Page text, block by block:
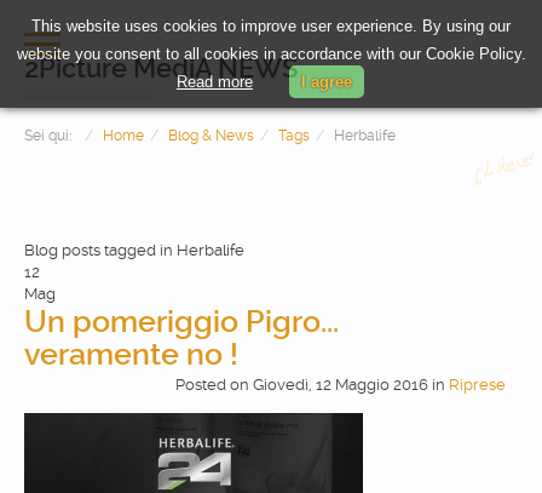
HOME
PHOTOGRAPHY
2Picture MediA NEWS
Sei qui: Home Blog & News Tags Herbalife
Blog posts tagged in Herbalife
12
Mag
Un pomeriggio Pigro...
veramente no !
Posted on Giovedì, 12 Maggio 2016 in Riprese
This website uses cookies to improve user experience. By using our
website you consent to all cookies in accordance with our Cookie Policy.
Read more
I agree